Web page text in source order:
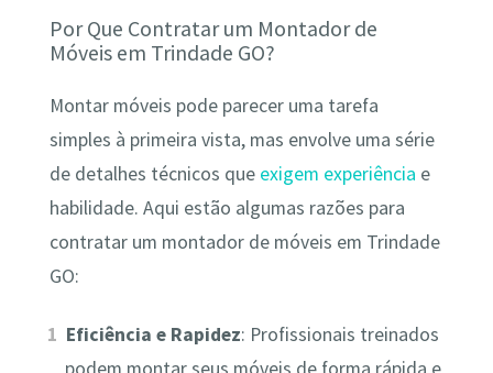
Por Que Contratar um Montador de
Móveis em Trindade GO?
Montar móveis pode parecer uma tarefa
simples à primeira vista, mas envolve uma série
de detalhes técnicos que exigem experiência e
habilidade. Aqui estão algumas razões para
contratar um montador de móveis em Trindade
GO:
Eficiência e Rapidez: Profissionais treinados